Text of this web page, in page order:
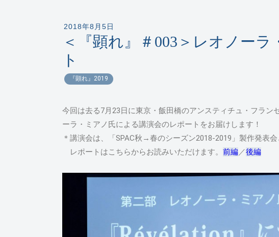
2018年8月5日
＜『顕れ』＃003＞レオノー
ト
『顕れ』2019
今回は去る7月23日に東京・飯田橋のアンスティチュ・フラン
ーラ・ミアノ氏による講演会のレポートをお届けします！
＊講演会は、「SPAC秋→春のシーズン2018-2019」製作発表会
レポートはこちらからお読みいただけます。 前編／後編